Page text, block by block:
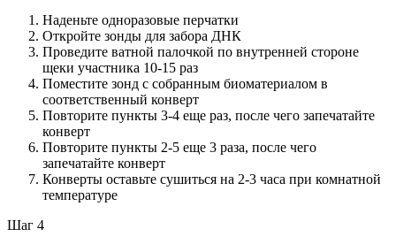
Наденьте одноразовые перчатки
Откройте зонды для забора ДНК
Проведите ватной палочкой по внутренней стороне
щеки участника 10-15 раз
Поместите зонд с собранным биоматериалом в
соответственный конверт
Повторите пункты 3-4 еще раз, после чего запечатайте
конверт
Повторите пункты 2-5 еще 3 раза, после чего
запечатайте конверт
Конверты оставьте сушиться на 2-3 часа при комнатной
температуре
Шаг 4